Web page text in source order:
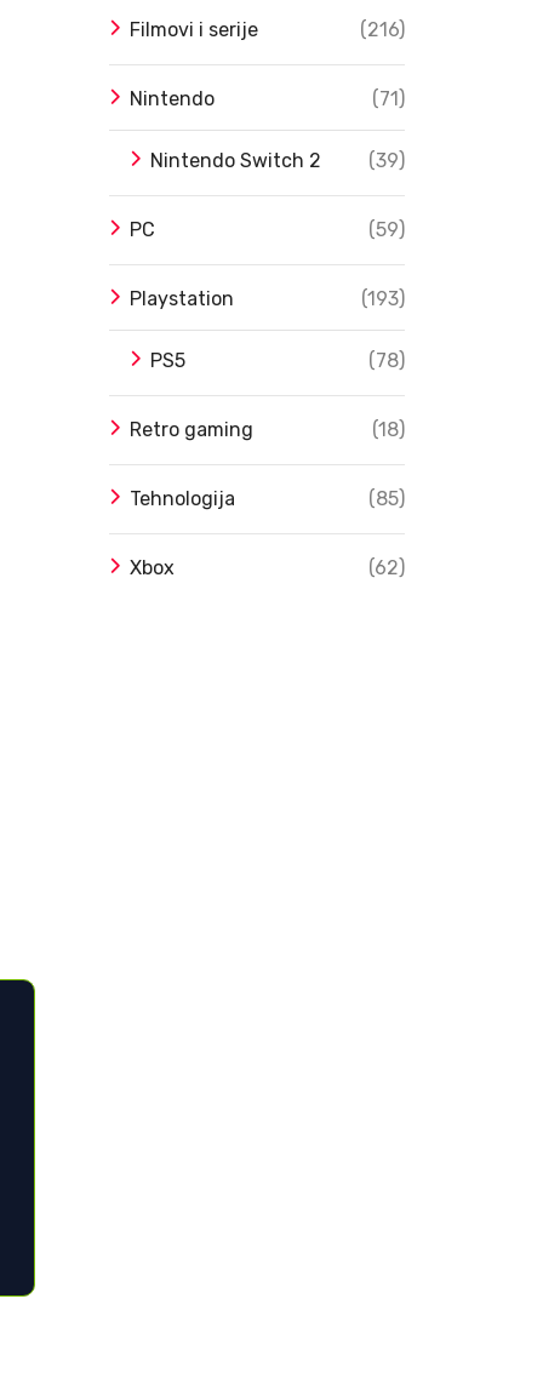
Filmovi i serije (216)
Nintendo (71)
Nintendo Switch 2 (39)
PC (59)
Playstation (193)
PS5 (78)
Retro gaming (18)
Tehnologija (85)
Xbox (62)